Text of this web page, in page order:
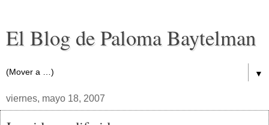
El Blog de Paloma Baytelman
▼
viernes, mayo 18, 2007